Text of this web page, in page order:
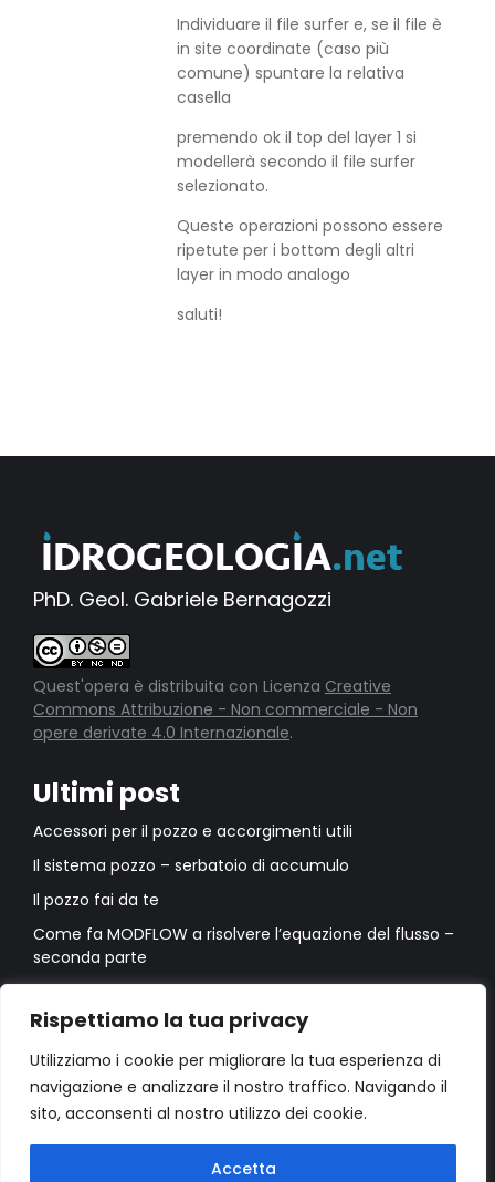
Rispettiamo la tua privacy
Utilizziamo i cookie per migliorare la tua esperienza di
navigazione e analizzare il nostro traffico. Navigando il
sito, acconsenti al nostro utilizzo dei cookie.
Accetta
Individuare il file surfer e, se il file è
in site coordinate (caso più
comune) spuntare la relativa
casella
premendo ok il top del layer 1 si
modellerà secondo il file surfer
selezionato.
Queste operazioni possono essere
ripetute per i bottom degli altri
layer in modo analogo
saluti!
PhD. Geol. Gabriele Bernagozzi
Quest'opera è distribuita con Licenza Creative
Commons Attribuzione - Non commerciale - Non
opere derivate 4.0 Internazionale.
Ultimi post
Accessori per il pozzo e accorgimenti utili
Il sistema pozzo – serbatoio di accumulo
Il pozzo fai da te
Come fa MODFLOW a risolvere l’equazione del flusso –
seconda parte
prima parte